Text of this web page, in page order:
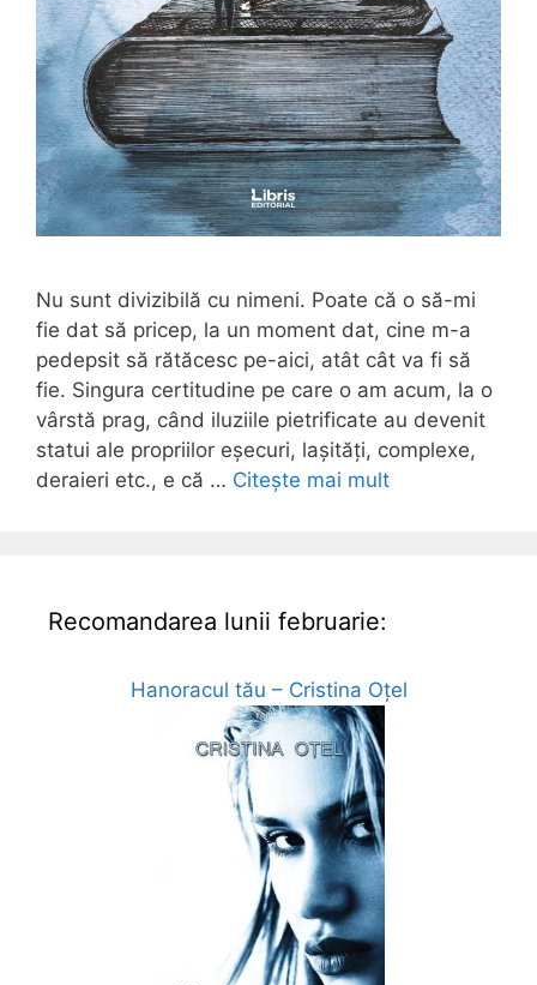
Nu sunt divizibilă cu nimeni. Poate că o să-mi
fie dat să pricep, la un moment dat, cine m-a
pedepsit să rătăcesc pe-aici, atât cât va fi să
fie. Singura certitudine pe care o am acum, la o
vârstă prag, când iluziile pietrificate au devenit
statui ale propriilor eșecuri, lașități, complexe,
deraieri etc., e că … Citește mai mult
Recomandarea lunii februarie:
Hanoracul tău – Cristina Oțel